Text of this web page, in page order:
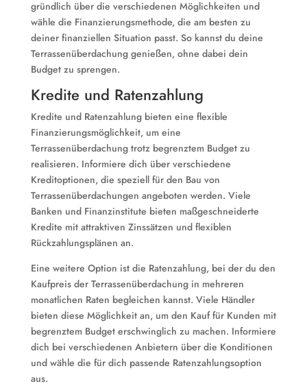
gründlich über die verschiedenen Möglichkeiten und
wähle die Finanzierungsmethode, die am besten zu
deiner finanziellen Situation passt. So kannst du deine
Terrassenüberdachung genießen, ohne dabei dein
Budget zu sprengen.
Kredite und Ratenzahlung
Kredite und Ratenzahlung bieten eine flexible
Finanzierungsmöglichkeit, um eine
Terrassenüberdachung trotz begrenztem Budget zu
realisieren. Informiere dich über verschiedene
Kreditoptionen, die speziell für den Bau von
Terrassenüberdachungen angeboten werden. Viele
Banken und Finanzinstitute bieten maßgeschneiderte
Kredite mit attraktiven Zinssätzen und flexiblen
Rückzahlungsplänen an.
Eine weitere Option ist die Ratenzahlung, bei der du den
Kaufpreis der Terrassenüberdachung in mehreren
monatlichen Raten begleichen kannst. Viele Händler
bieten diese Möglichkeit an, um den Kauf für Kunden mit
begrenztem Budget erschwinglich zu machen. Informiere
dich bei verschiedenen Anbietern über die Konditionen
und wähle die für dich passende Ratenzahlungsoption
aus.